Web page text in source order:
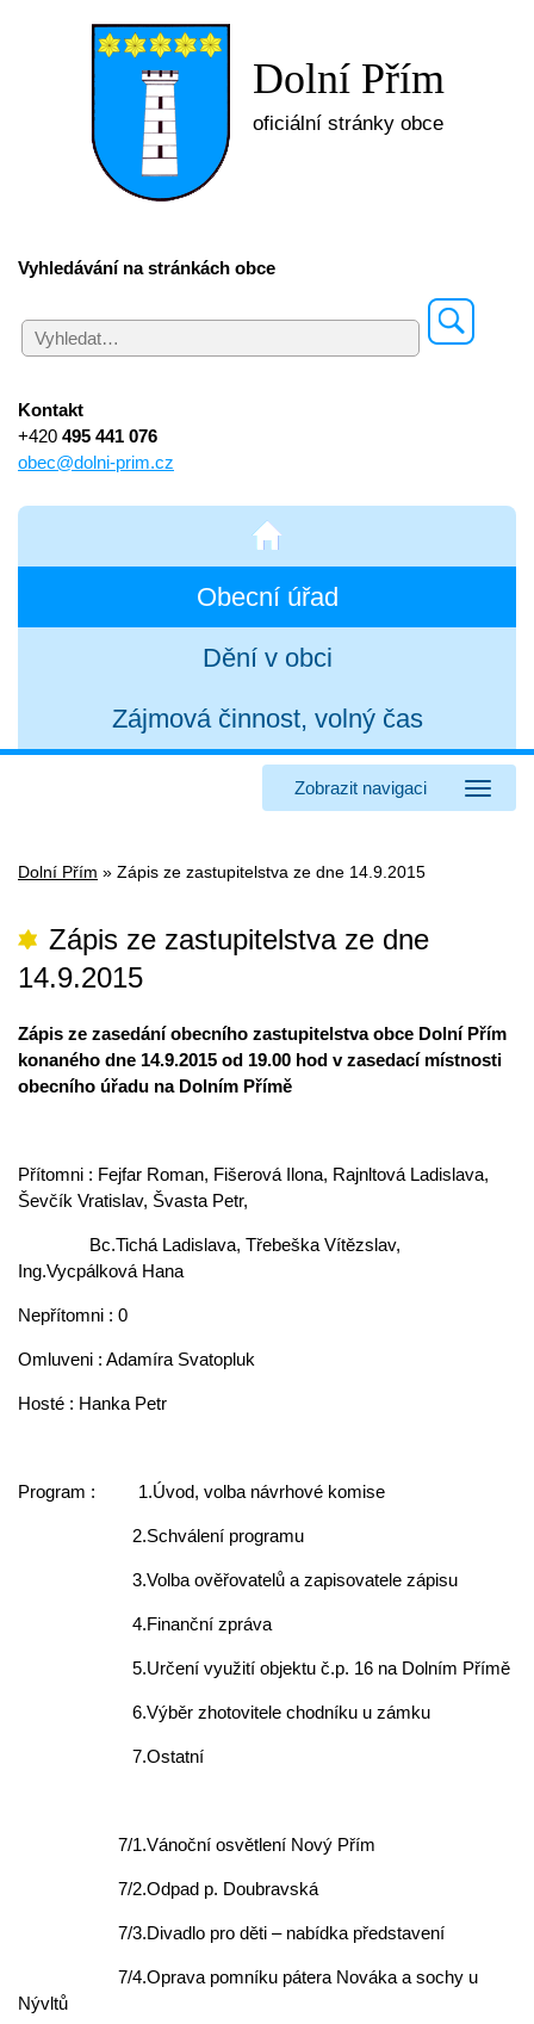
Dolní Přím
oficiální stránky obce
Vyhledávání na stránkách obce
Kontakt
+420 495 441 076
obec@dolni-prim.cz
Obecní úřad
Dění v obci
Zájmová činnost, volný čas
Zobrazit navigaci
Dolní Přím » Zápis ze zastupitelstva ze dne 14.9.2015
Zápis ze zastupitelstva ze dne
14.9.2015
Zápis ze zasedání obecního zastupitelstva obce Dolní Přím
konaného dne 14.9.2015 od 19.00 hod v zasedací místnosti
obecního úřadu na Dolním Přímě
Přítomni : Fejfar Roman, Fišerová Ilona, Rajnltová Ladislava,
Ševčík Vratislav, Švasta Petr,
Bc.Tichá Ladislava, Třebeška Vítězslav,
Ing.Vycpálková Hana
Nepřítomni : 0
Omluveni : Adamíra Svatopluk
Hosté : Hanka Petr
Program : 1.Úvod, volba návrhové komise
2.Schválení programu
3.Volba ověřovatelů a zapisovatele zápisu
4.Finanční zpráva
5.Určení využití objektu č.p. 16 na Dolním Přímě
6.Výběr zhotovitele chodníku u zámku
7.Ostatní
7/1.Vánoční osvětlení Nový Přím
7/2.Odpad p. Doubravská
7/3.Divadlo pro děti – nabídka představení
7/4.Oprava pomníku pátera Nováka a sochy u
Nývltů